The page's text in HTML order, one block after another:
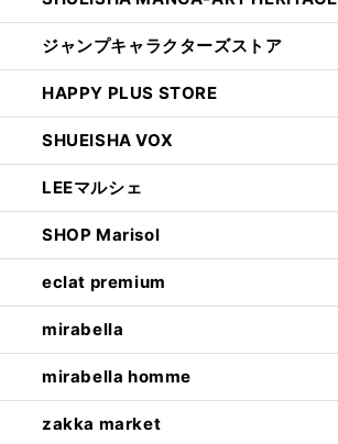
ジャンプキャラクターズストア
HAPPY PLUS STORE
SHUEISHA VOX
LEEマルシェ
SHOP Marisol
eclat premium
mirabella
mirabella homme
zakka market